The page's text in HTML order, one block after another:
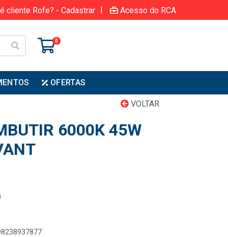
cliente Rofe? - Cadastrar | Acesso do RCA
0
OFERTAS
VOLTAR
6000K 45W